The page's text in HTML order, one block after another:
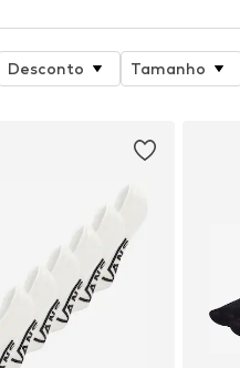
Desconto Tamanho